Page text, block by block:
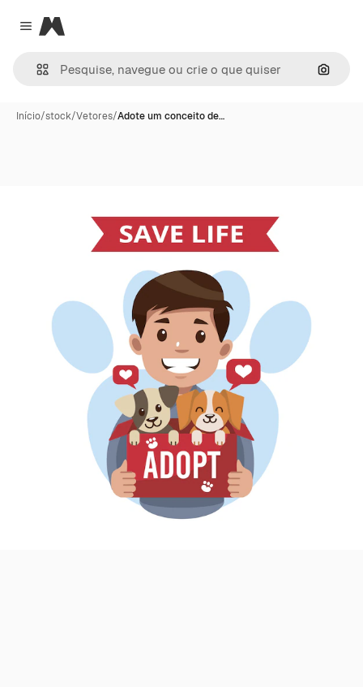
Close menu
Magnific
Início/stock/Vetores/Adote um conceito de…